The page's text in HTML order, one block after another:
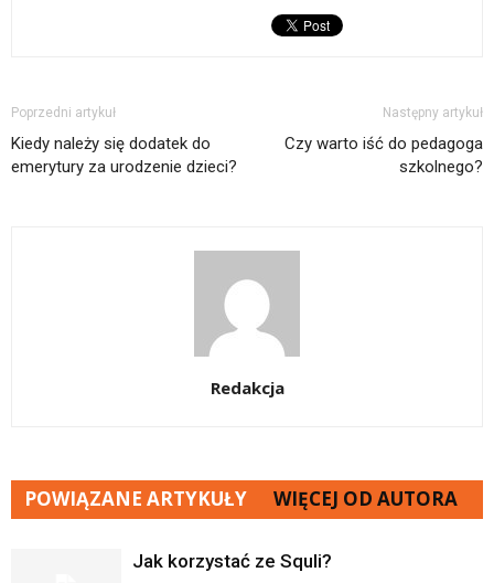
Poprzedni artykuł
Kiedy należy się dodatek do
emerytury za urodzenie dzieci?
Następny artykuł
Czy warto iść do pedagoga
szkolnego?
Redakcja
POWIĄZANE ARTYKUŁY WIĘCEJ OD AUTORA
Jak korzystać ze Squli?